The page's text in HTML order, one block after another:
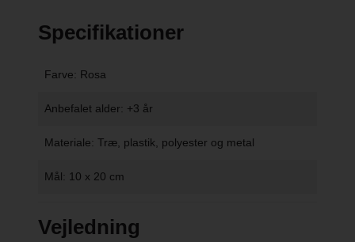
Specifikationer
Farve: Rosa
Anbefalet alder: +3 år
Materiale: Træ, plastik, polyester og metal
Mål: 10 x 20 cm
Vejledning